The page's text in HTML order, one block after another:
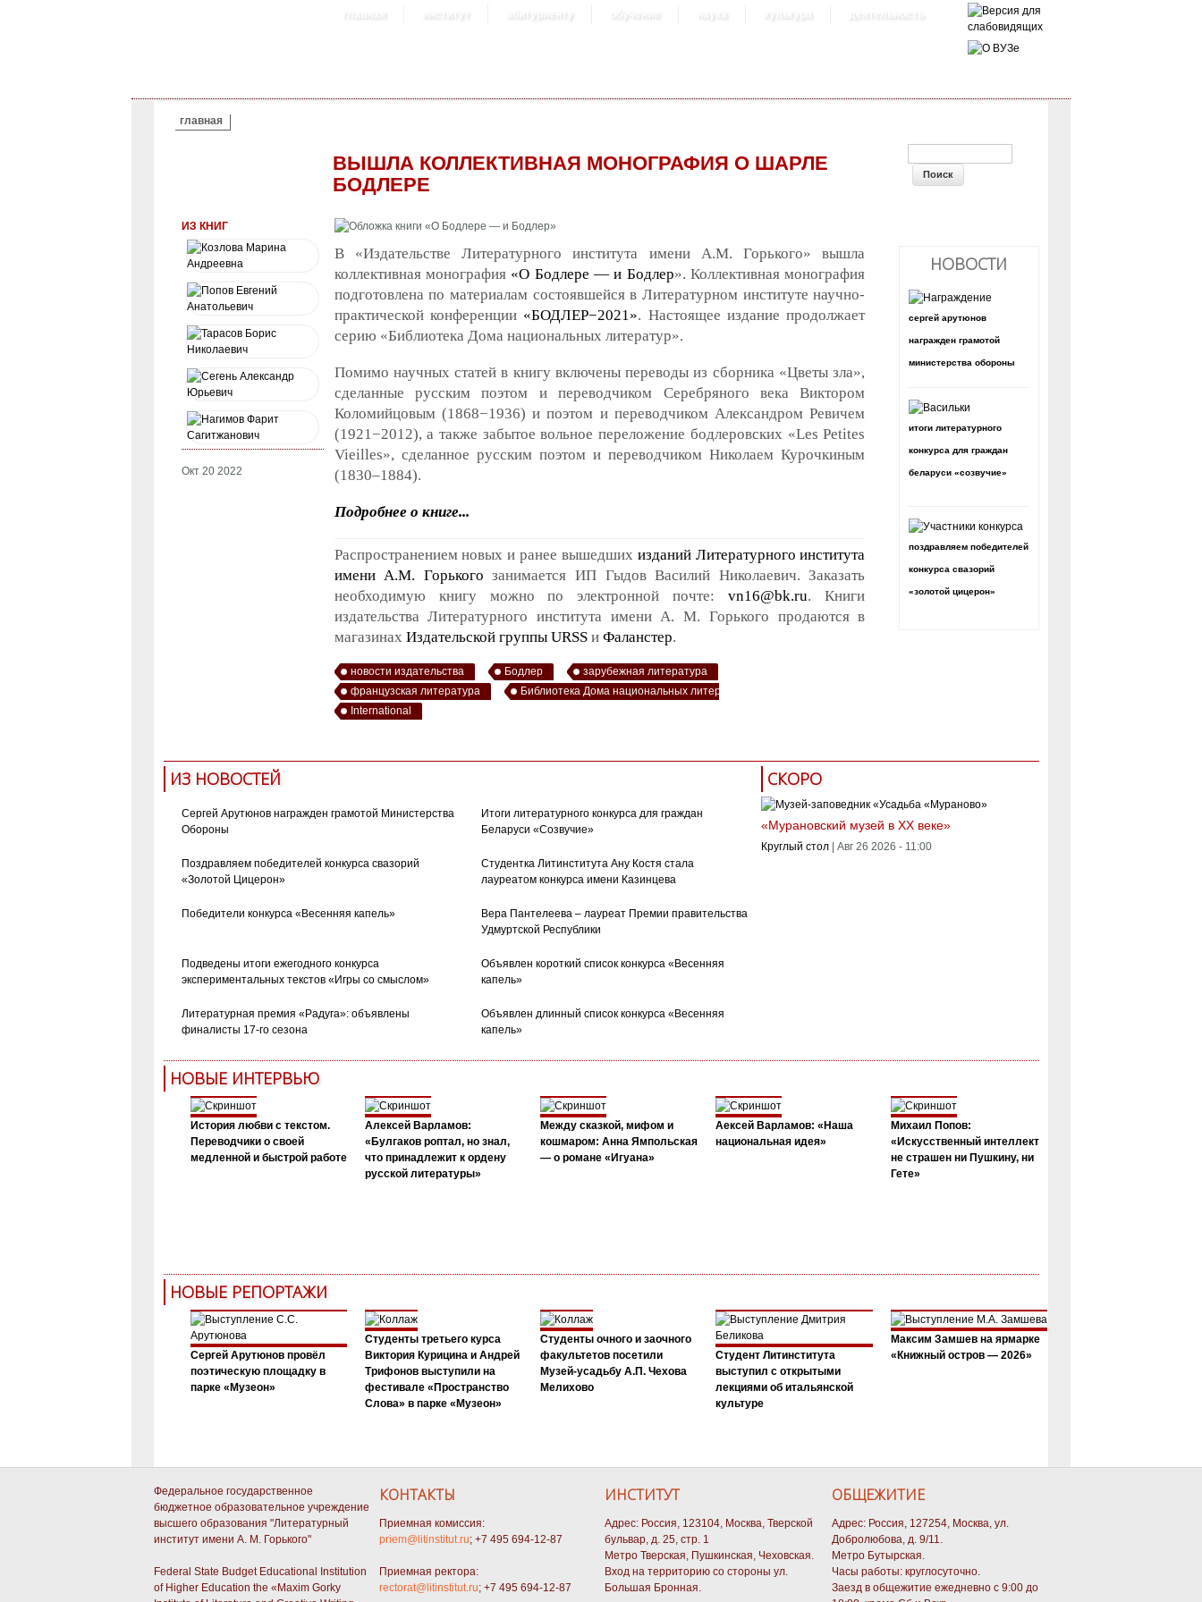
главная институт абитуриенту обучение наука культура деятельность
ВЫ ЗДЕСЬ
главная
ВЫШЛА КОЛЛЕКТИВНАЯ МОНОГРАФИЯ О ШАРЛЕ
БОДЛЕРЕ
ИЗ КНИГ
Окт 20 2022
В «Издательстве Литературного института имени А.М. Горького» вышла
коллективная монография «О Бодлере — и Бодлер». Коллективная монография
подготовлена по материалам состоявшейся в Литературном институте научно-
практической конференции «БОДЛЕР−2021». Настоящее издание продолжает
серию «Библиотека Дома национальных литератур».
Помимо научных статей в книгу включены переводы из сборника «Цветы зла»,
сделанные русским поэтом и переводчиком Серебряного века Виктором
Коломийцовым (1868−1936) и поэтом и переводчиком Александром Ревичем
(1921−2012), а также забытое вольное переложение бодлеровских «Les Petites
Vieilles», сделанное русским поэтом и переводчиком Николаем Курочкиным
(1830–1884).
Подробнее о книге...
Распространением новых и ранее вышедших изданий Литературного института
имени А.М. Горького занимается ИП Гыдов Василий Николаевич. Заказать
необходимую книгу можно по электронной почте:vn16@bk.ru. Книги
издательства Литературного института имени А. М. Горького продаются в
магазинах Издательской группы URSSи Фаланстер.
новости издательства Бодлер
зарубежная литература
французская литература
Библиотека Дома национальных литератур
International
ФОРМА ПОИСКА
НОВОСТИ
сергей арутюнов
награжден грамотой
министерства обороны
итоги литературного
конкурса для граждан
беларуси «созвучие»
поздравляем победителей
конкурса свазорий
«золотой цицерон»
ИЗ НОВОСТЕЙ
Сергей Арутюнов награжден грамотой Министерства
Обороны
Итоги литературного конкурса для граждан
Беларуси «Созвучие»
Поздравляем победителей конкурса свазорий
«Золотой Цицерон»
Студентка Литинститута Ану Костя стала
лауреатом конкурса имени Казинцева
Победители конкурса «Весенняя капель»
Вера Пантелеева – лауреат Премии правительства
Удмуртской Республики
Подведены итоги ежегодного конкурса
экспериментальных текстов «Игры со смыслом»
Объявлен короткий список конкурса «Весенняя
капель»
Литературная премия «Радуга»: объявлены
финалисты 17-го сезона
Объявлен длинный список конкурса «Весенняя
капель»
СКОРО
«Мурановский музей в XX веке»
Круглый стол Авг 26 2026 - 11:00
НОВЫЕ ИНТЕРВЬЮ
История любви с текстом.
Переводчики о своей
медленной и быстрой работе
Алексей Варламов:
«Булгаков роптал, но знал,
что принадлежит к ордену
русской литературы»
Между сказкой, мифом и
кошмаром: Анна Ямпольская
— о романе «Игуана»
Аексей Варламов: «Наша
национальная идея»
Михаил Попов:
«Искусственный интеллект
не страшен ни Пушкину, ни
Гете»
НОВЫЕ РЕПОРТАЖИ
Сергей Арутюнов провёл
поэтическую площадку в
парке «Музеон»
Студенты третьего курса
Виктория Курицина и Андрей
Трифонов выступили на
фестивале «Пространство
Слова» в парке «Музеон»
Студенты очного и заочного
факультетов посетили
Музей-усадьбу А.П. Чехова
Мелихово
Студент Литинститута
выступил с открытыми
лекциями об итальянской
культуре
Максим Замшев на ярмарке
«Книжный остров — 2026»
Федеральное государственное
бюджетное образовательное учреждение
высшего образования "Литературный
институт имени А. М. Горького"
Federal State Budget Educational Institution
of Higher Education the «Maxim Gorky
КОНТАКТЫ
Приемная комиссия:
priem@litinstitut.ru; +7 495 694-12-87
Приемная ректора:
rectorat@litinstitut.ru; +7 495 694-12-87
ИНСТИТУТ
Адрес: Россия, 123104, Москва, Тверской
бульвар, д. 25, стр. 1
Метро Тверская, Пушкинская, Чеховская.
Вход на территорию со стороны ул.
Большая Бронная.
ОБЩЕЖИТИЕ
Адрес: Россия, 127254, Москва, ул.
Добролюбова, д. 9/11.
Метро Бутырская.
Часы работы: круглосуточно.
Заезд в общежитие ежедневно с 9:00 до